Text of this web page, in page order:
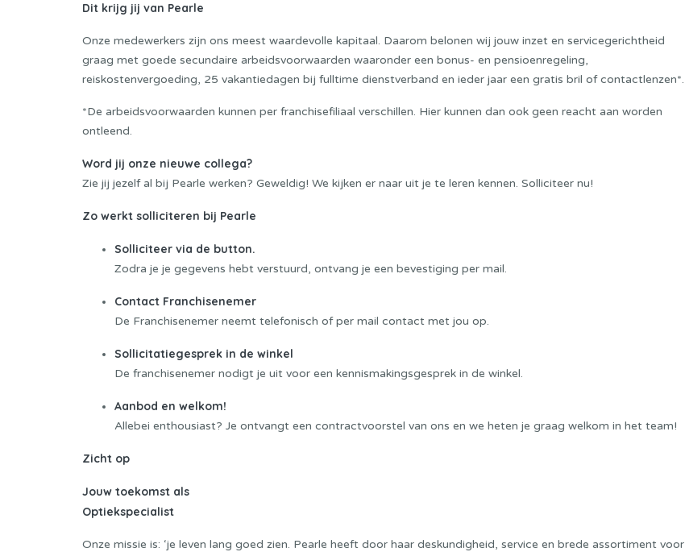
Dit krijg jij van Pearle
Onze medewerkers zijn ons meest waardevolle kapitaal. Daarom belonen wij jouw inzet en servicegerichtheid
graag met goede secundaire arbeidsvoorwaarden waaronder een bonus- en pensioenregeling,
reiskostenvergoeding, 25 vakantiedagen bij fulltime dienstverband en ieder jaar een gratis bril of contactlenzen*.
*De arbeidsvoorwaarden kunnen per franchisefiliaal verschillen. Hier kunnen dan ook geen reacht aan worden
ontleend.
Word jij onze nieuwe collega?
Zie jij jezelf al bij Pearle werken? Geweldig! We kijken er naar uit je te leren kennen. Solliciteer nu!
Zo werkt solliciteren bij Pearle
Solliciteer via de button.
Zodra je je gegevens hebt verstuurd, ontvang je een bevestiging per mail.
Contact Franchisenemer
De Franchisenemer neemt telefonisch of per mail contact met jou op.
Sollicitatiegesprek in de winkel
De franchisenemer nodigt je uit voor een kennismakingsgesprek in de winkel.
Aanbod en welkom!
Allebei enthousiast? Je ontvangt een contractvoorstel van ons en we heten je graag welkom in het team!
Zicht op
Jouw toekomst als
Optiekspecialist
Onze missie is: ‘je leven lang goed zien. Pearle heeft door haar deskundigheid, service en brede assortiment voor